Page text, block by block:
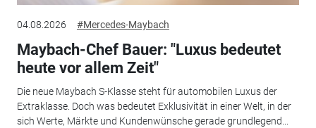
04.08.2026 #Mercedes-Maybach
Maybach-Chef Bauer: "Luxus bedeutet
heute vor allem Zeit"
Die neue Maybach S-Klasse steht für automobilen Luxus der
Extraklasse. Doch was bedeutet Exklusivität in einer Welt, in der
sich Werte, Märkte und Kundenwünsche gerade grundlegend...